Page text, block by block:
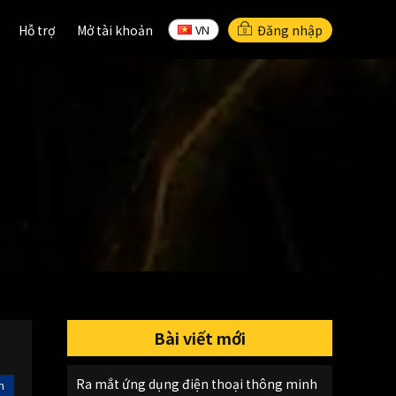
Hỗ trợ Mở tài khoản VN Đăng nhập
Bài viết mới
Ra mắt ứng dụng điện thoại thông minh
Hỗ trợ Mở tài khoản VN